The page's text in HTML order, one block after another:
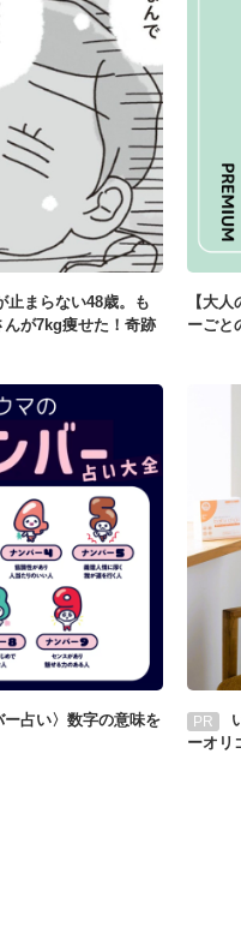
止まらない48歳。も
が7kg痩せた！奇跡
【大
ーごと
ー占い〉数字の意味を
PR
ーオリ